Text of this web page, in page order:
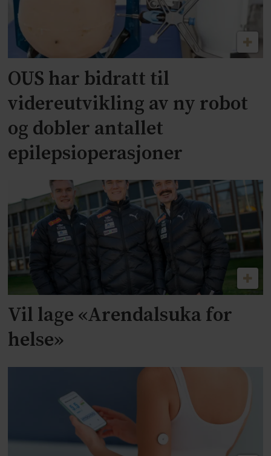
OUS har bidratt til
videreutvikling av ny robot
og dobler antallet
epilepsioperasjoner
Vil lage «Arendalsuka for
helse»